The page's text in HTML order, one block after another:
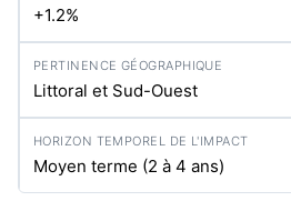
+1.2%
Littoral et Sud-Ouest
Moyen terme (2 à 4 ans)